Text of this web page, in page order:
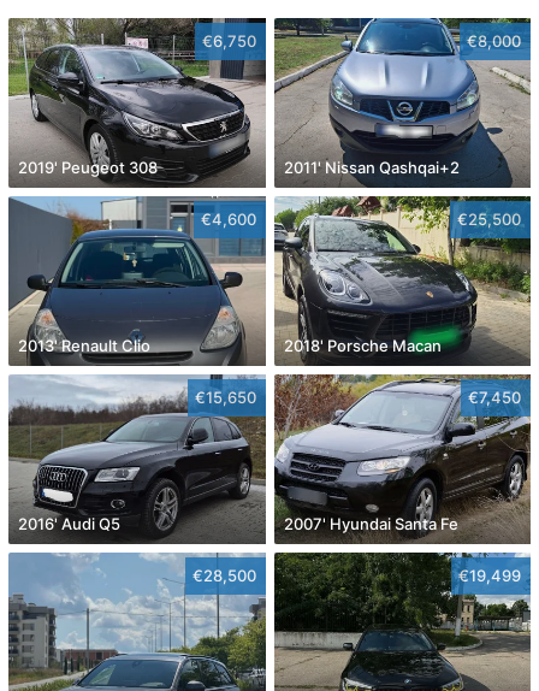
€6,750
2019' Peugeot 308
€8,000
2011' Nissan Qashqai+2
€4,600
2013' Renault Clio
€25,500
2018' Porsche Macan
€15,650
2016' Audi Q5
€7,450
2007' Hyundai Santa Fe
€28,500 €19,499